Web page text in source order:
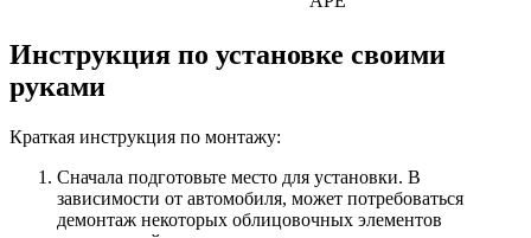
Инструкция по установке своими
руками
Краткая инструкция по монтажу:
Сначала подготовьте место для установки. В
зависимости от автомобиля, может потребоваться
демонтаж некоторых облицовочных элементов